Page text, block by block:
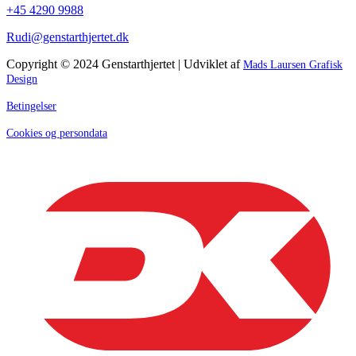
+45 4290 9988
Rudi@genstarthjertet.dk
Copyright © 2024 Genstarthjertet | Udviklet af Mads Laursen Grafisk
Design
Betingelser
Cookies og persondata